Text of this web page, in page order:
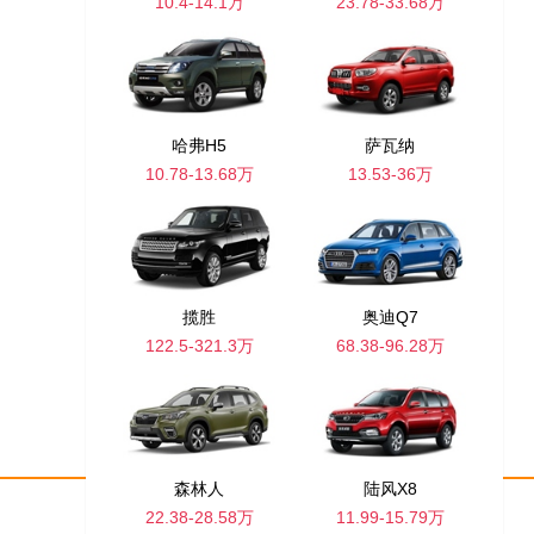
哈弗H5
10.78-13.68万
萨瓦纳
13.53-36万
揽胜
122.5-321.3万
奥迪Q7
68.38-96.28万
森林人
22.38-28.58万
陆风X8
11.99-15.79万
网站地图